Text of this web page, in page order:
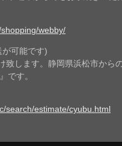
webby/
可能です)
致します。静岡県浜松市から
です。
search/estimate/cyubu.html